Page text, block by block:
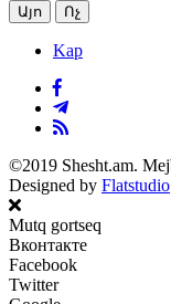
Այո Ոչ
Kap
©2019 Shesht.am.
Designed by Flatstudio
Mutq gortseq
Вконтакте
Facebook
Twitter